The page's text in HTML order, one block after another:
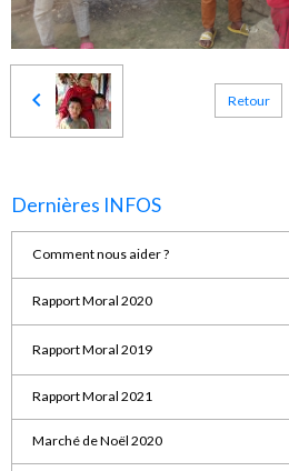
Retour
Dernières INFOS
Comment nous aider ?
Rapport Moral 2020
Rapport Moral 2019
Rapport Moral 2021
Marché de Noël 2020